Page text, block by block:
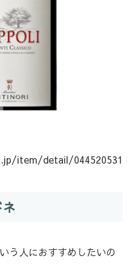
item/detail/044520531
ネ
う人におすすめしたいの